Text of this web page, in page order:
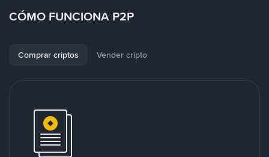
CÓMO FUNCIONA P2P
Comprar criptos Vender cripto